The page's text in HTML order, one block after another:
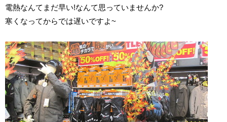
電熱なんてまだ早い!なんて思っていませんか?
寒くなってからでは遅いですよ~